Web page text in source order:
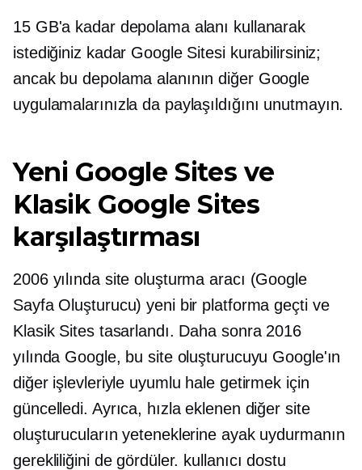
15 GB'a kadar depolama alanı kullanarak
istediğiniz kadar Google Sitesi kurabilirsiniz;
ancak bu depolama alanının diğer Google
uygulamalarınızla da paylaşıldığını unutmayın.
Yeni Google Sites ve
Klasik Google Sites
karşılaştırması
2006 yılında site oluşturma aracı (Google
Sayfa Oluşturucu) yeni bir platforma geçti ve
Klasik Sites tasarlandı. Daha sonra 2016
yılında Google, bu site oluşturucuyu Google'ın
diğer işlevleriyle uyumlu hale getirmek için
güncelledi. Ayrıca, hızla eklenen diğer site
oluşturucuların yeteneklerine ayak uydurmanın
gerekliliğini de gördüler. kullanıcı dostu